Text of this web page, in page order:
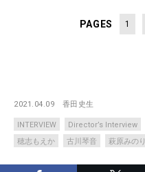
PAGES 1
2021.04.09 香田史生
INTERVIEW Director’s Interview
穂志もえか
古川琴音 萩原みのり